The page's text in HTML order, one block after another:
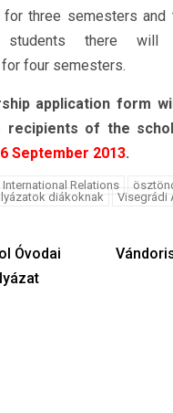
three semesters and
students there will
four semesters.
application form
recipients of the
September 2013.
Relations
diákoknak Visegrádi
Óvodai